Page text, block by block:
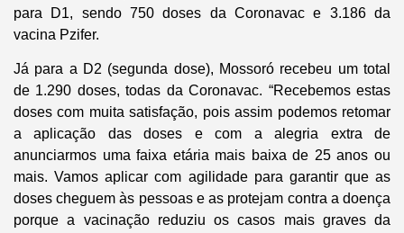
para D1, sendo 750 doses da Coronavac e 3.186 da
vacina Pzifer.
Já para a D2 (segunda dose), Mossoró recebeu um total
de 1.290 doses, todas da Coronavac. “Recebemos estas
doses com muita satisfação, pois assim podemos retomar
a aplicação das doses e com a alegria extra de
anunciarmos uma faixa etária mais baixa de 25 anos ou
mais. Vamos aplicar com agilidade para garantir que as
doses cheguem às pessoas e as protejam contra a doença
porque a vacinação reduziu os casos mais graves da